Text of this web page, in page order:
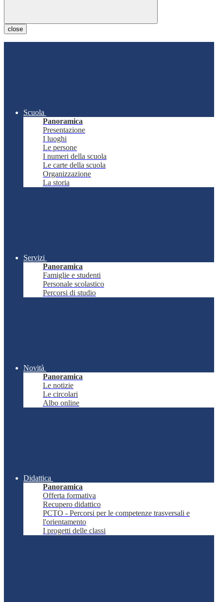
close
Scuola
Panoramica
Presentazione
I luoghi
Le persone
I numeri della scuola
Le carte della scuola
Organizzazione
La storia
Servizi
Panoramica
Famiglie e studenti
Personale scolastico
Percorsi di studio
Novità
Panoramica
Le notizie
Le circolari
Albo online
Didattica
Panoramica
Offerta formativa
Recupero didattico
PCTO - Percorsi per le competenze trasversali e
l'orientamento
I progetti delle classi